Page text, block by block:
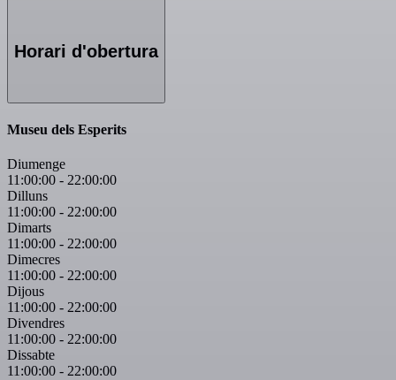
Horari d'obertura
Museu dels Esperits
Diumenge
11:00:00 - 22:00:00
Dilluns
11:00:00 - 22:00:00
Dimarts
11:00:00 - 22:00:00
Dimecres
11:00:00 - 22:00:00
Dijous
11:00:00 - 22:00:00
Divendres
11:00:00 - 22:00:00
Dissabte
11:00:00 - 22:00:00